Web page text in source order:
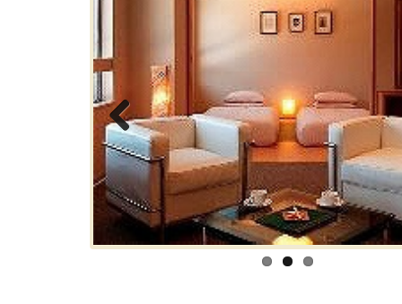
Previous